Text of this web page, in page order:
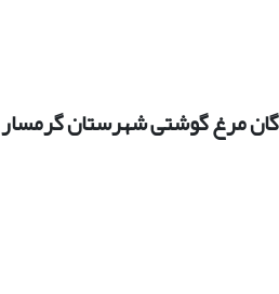
مرغ گوشتی شهرستان گرمسار